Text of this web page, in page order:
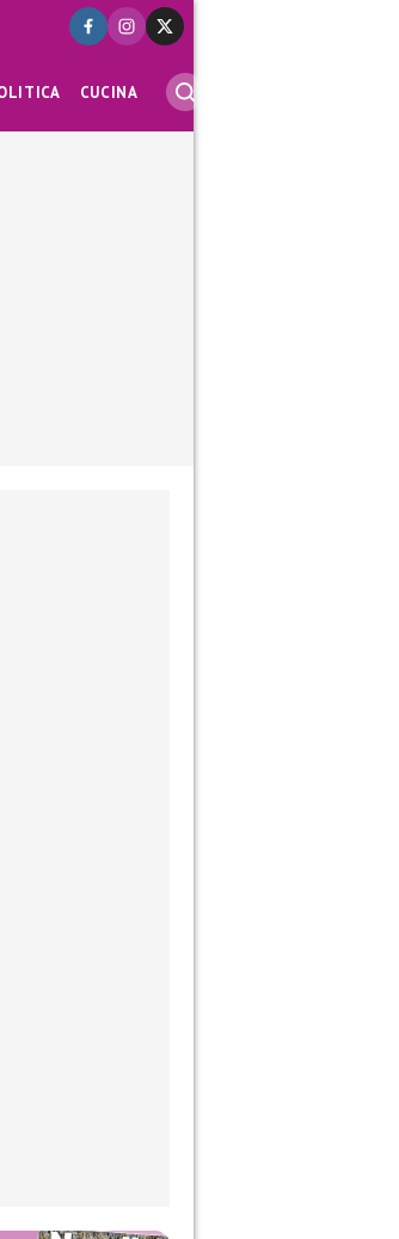
CUCINA